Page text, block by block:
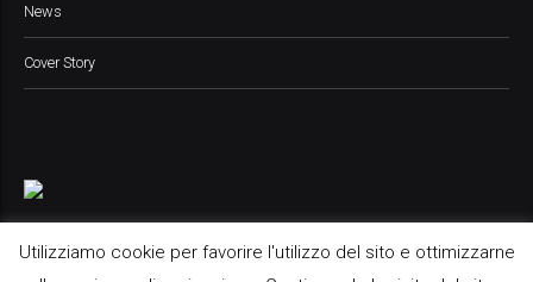
News
Cover Story
Utilizziamo cookie per favorire l'utilizzo del sito e ottimizzarne